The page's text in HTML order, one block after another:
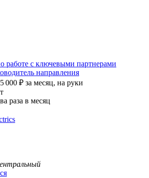
работе с ключевыми партнерами
направления
000 ₽ за месяц, на руки
раза в месяц